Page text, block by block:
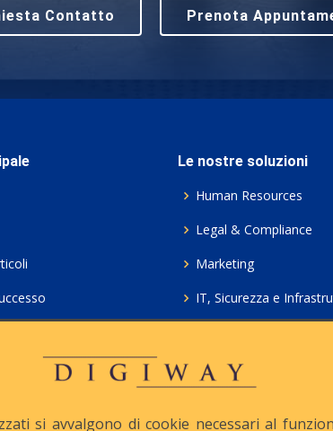
Contatto Prenota
Le nostre soluzioni
Human Resources
Legal & Compliance
Marketing
IT, Sicurezza e
Consulenza ICT e
si avvalgono di cookie necessari al